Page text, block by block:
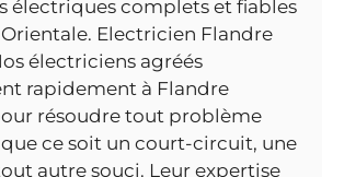
électriques complets et fiables
Electricien Flandre
électriciens agréés
rapidement à Flandre
résoudre tout problème
ce soit un court-circuit, une
autre souci. Leur expertise